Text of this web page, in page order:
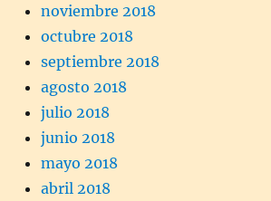
noviembre 2018
octubre 2018
septiembre 2018
agosto 2018
julio 2018
junio 2018
mayo 2018
abril 2018